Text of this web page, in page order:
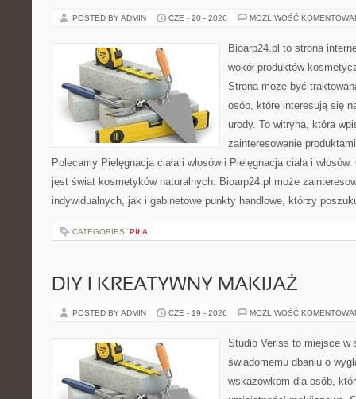
POSTED BY ADMIN CZE - 20 - 2026 MOŻLIWOŚĆ
Bioarp24.pl to strona
wokół produktów
Strona może być
osób, które interesują się
urody. To witryna, która
zainteresowanie
Polecamy Pielęgnacja ciała i włosów i Pielęgnacja ciała i
jest świat kosmetyków naturalnych. Bioarp24.pl może
indywidualnych, jak i gabinetowe punkty handlowe, którzy
CATEGORIES: PIŁA
DIY I KREATYWNY MAKIJAŻ
POSTED BY ADMIN CZE - 19 - 2026 MOŻLIWOŚĆ
Studio Veriss to miejsce w
świadomemu dbaniu o
wskazówkom dla osób,